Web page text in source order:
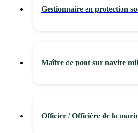
Gestionnaire en protection
Maître de pont sur navire
Officier / Officière de la